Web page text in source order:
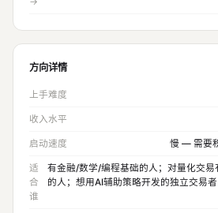
方向详情
上手难度
收入水平
启动速度 慢 — 需要
适
合
谁
有金融/数学/编程基础的人；对量化交易
的人；想用AI辅助策略开发的独立交易者